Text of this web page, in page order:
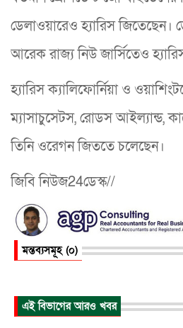
ডেলাওয়ারেও হ্যারিস জিতেছেন।
আরেক রাজ্য নিউ জার্সিতেও
হ্যারিস ক্যালিফোর্নিয়া ও
ম্যাসাচুসেটস, রোডস আইল্যান্ড,
তিনি ওরেগন জিততে চলেছেন।
জিবি নিউজ24ডেস্ক//
মন্তব্যসমূহ (০)
এই বিভাগের আরও খবর